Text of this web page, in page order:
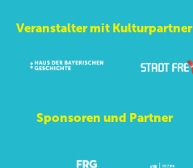
Veranstalter mit Kulturpartner
Sponsoren und Partner